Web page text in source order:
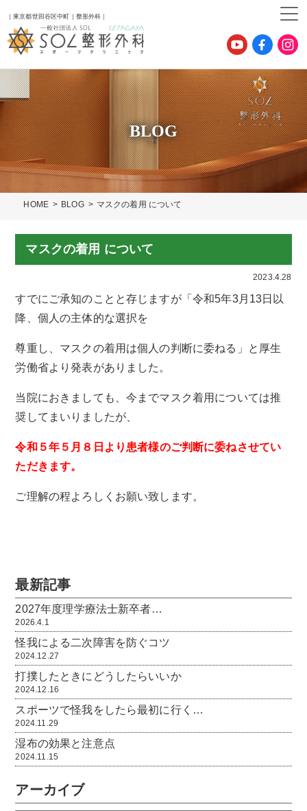
｜東京都世田谷区中町｜整形外科｜
BLOG
HOME BLOG マスクの着用 について
マスクの着用 について
2023.4.28
すでにご承知のことと存じますが「令和5年3月13日以
降、個人の主体的な選択を
尊重し、マスクの着用は個人の判断に委ねる」と厚生
労働省より発表がありました。
当院におきましても、今までマスク着用については推
奨してまいりましたが、
令和５年５ 月 ８ 日より患者様のご判断に委ねさせてい
ただきます。
ご理解の程よろしくお願い致します。
最新記事
2027年度理学療法士新卒者…
2026.4.1
怪我による二次障害を防ぐコツ
2024.12.27
打撲したときにどうしたらいいか
2024.12.16
スポーツで怪我をしたら最初に行く…
2024.11.29
湿布の効果と注意点
2024.11.15
アーカイブ